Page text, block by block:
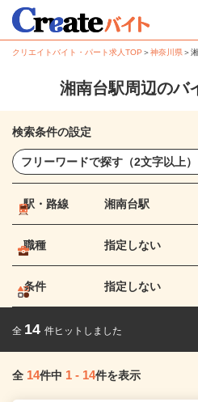
クリエイトバイト・パート求人TOP ＞神奈川県＞
湘南台駅周辺のバ
検索条件の設定
駅・路線 湘南台駅
職種 指定しない
条件 指定しない
全 14 件ヒットしました
全 14件中 1 - 14件を表示